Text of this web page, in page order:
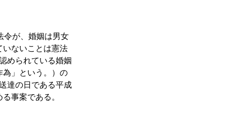
令が、婚姻は男女
いないことは憲法
められている婚姻
為」という。）の
達の日である平成
事案である。